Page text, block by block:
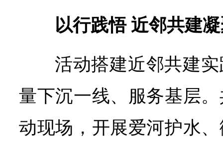
以行践悟 近邻共建
活动搭建近邻共建
量下沉一线、服务基层
动现场，开展爱河护水